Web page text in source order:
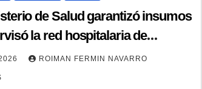
de Salud garantizó insumos
la red hospitalaria de
ROIMAN FERMIN NAVARRO